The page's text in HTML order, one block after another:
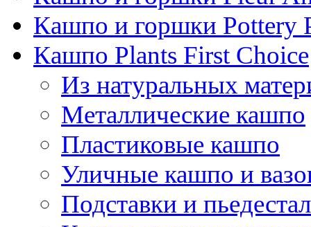
Кашпо и горшки Pottery
Кашпо Plants First Choice
Из натуральных
Металлические кашпо
Пластиковые кашпо
Уличные кашпо и
Подставки и